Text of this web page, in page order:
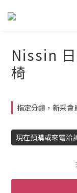
Nissin
椅
指定分類，新采會
現在預購或來電洽